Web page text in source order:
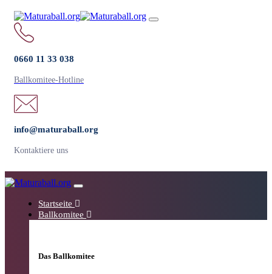
Links
überspringen
Zur
primären
Navigation
springen
Inhalt
springen
Toggle
0660 11 33 038
Ballkomitee-Hotline
info@maturaball.org
Kontaktiere uns
Toggle
navigation
Startseite
Ballkomitee
Das Ballkomitee